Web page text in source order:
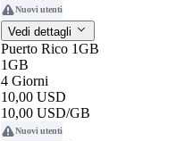
Nuovi utenti
Vedi dettagli
Puerto Rico 1GB
1GB
4 Giorni
10,00 USD
10,00 USD/GB
Nuovi utenti